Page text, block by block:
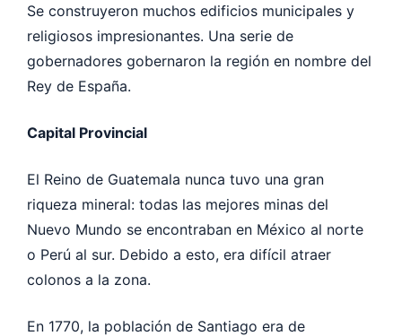
Se construyeron muchos edificios municipales y
religiosos impresionantes. Una serie de
gobernadores gobernaron la región en nombre del
Rey de España.
Capital Provincial
El Reino de Guatemala nunca tuvo una gran
riqueza mineral: todas las mejores minas del
Nuevo Mundo se encontraban en México al norte
o Perú al sur. Debido a esto, era difícil atraer
colonos a la zona.
En 1770, la población de Santiago era de